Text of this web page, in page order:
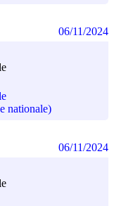
nationale)
06/11/2024
06/11/2024